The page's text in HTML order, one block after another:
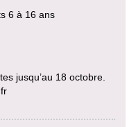
6 à 16 ans
jusqu’au 18 octobre.